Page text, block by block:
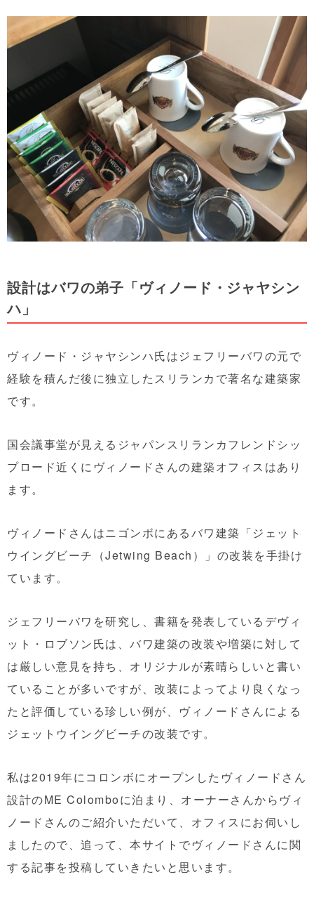
設計はバワの弟子「ヴィノード・ジャヤシン
ハ」
ヴィノード・ジャヤシンハ氏はジェフリーバワの元で
経験を積んだ後に独立したスリランカで著名な建築家
です。
国会議事堂が見えるジャパンスリランカフレンドシッ
プロード近くにヴィノードさんの建築オフィスはあり
ます。
ヴィノードさんはニゴンボにあるバワ建築「ジェット
ウイングビーチ（Jetwing Beach）」の改装を手掛け
ています。
ジェフリーバワを研究し、書籍を発表しているデヴィ
ット・ロブソン氏は、バワ建築の改装や増築に対して
は厳しい意見を持ち、オリジナルが素晴らしいと書い
ていることが多いですが、改装によってより良くなっ
たと評価している珍しい例が、ヴィノードさんによる
ジェットウイングビーチの改装です。
私は2019年にコロンボにオープンしたヴィノードさん
設計のME Colomboに泊まり、オーナーさんからヴィ
ノードさんのご紹介いただいて、オフィスにお伺いし
ましたので、追って、本サイトでヴィノードさんに関
する記事を投稿していきたいと思います。